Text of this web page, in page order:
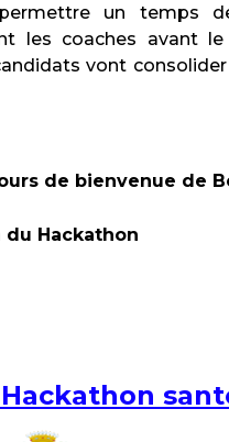
un temps
les coaches avant le
vont
de bienvenue de
du Hackathon